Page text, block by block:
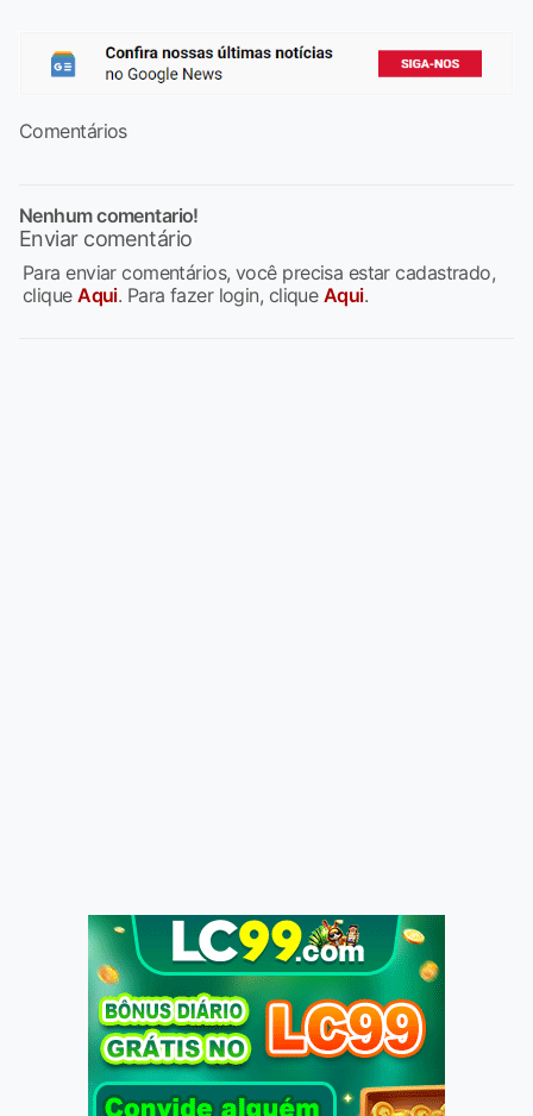
Comentários
Nenhum comentario!
Enviar comentário
Para enviar comentários, você precisa estar cadastrado,
cliqueAqui. Para fazer login, clique Aqui.